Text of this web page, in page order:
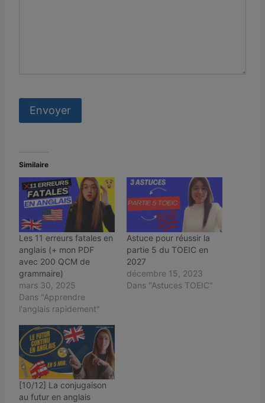
Similaire
Les 11 erreurs fatales en
anglais (+ mon PDF
avec 200 QCM de
grammaire)
mars 30, 2025
Dans "Apprendre
l'anglais rapidement"
Astuce pour réussir la
partie 5 du TOEIC en
2027
décembre 15, 2023
Dans "Astuces TOEIC"
[10/12] La conjugaison
au futur en anglais